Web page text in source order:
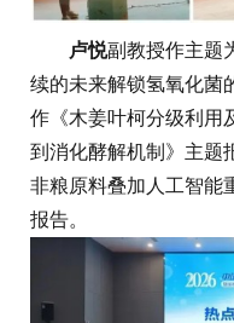
卢悦副教授作主题
续的未来解锁氢氧化菌
作《木姜叶柯分级利用
到消化酵解机制》主题
非粮原料叠加人工智能
报告。